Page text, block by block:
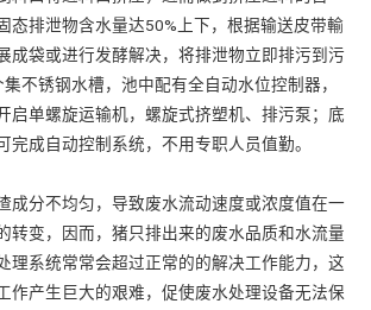
态排泄物含水量达50%上下，根据输送皮带輸
成袋或进行发酵解决，将排泄物立即排污到污
不锈钢水槽，池中配有全自动水位控制器，
启单螺旋运输机，螺旋式挤塑机、排污泵；底
完成自动控制系统，不用专职人员值勤。
成分不均匀，导致废水流动速度或浓度值在一
转变，因而，猪只排出来的废水品质和水流量
理系统常常会超过正常的的解决工作能力，这
作产生巨大的艰难，促使废水处理设备无法保